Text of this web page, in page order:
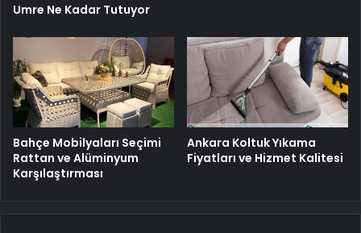
Umre Ne Kadar Tutuyor
Bahçe Mobilyaları Seçimi
Rattan ve Alüminyum
Karşılaştırması
Ankara Koltuk Yıkama
Fiyatları ve Hizmet Kalitesi